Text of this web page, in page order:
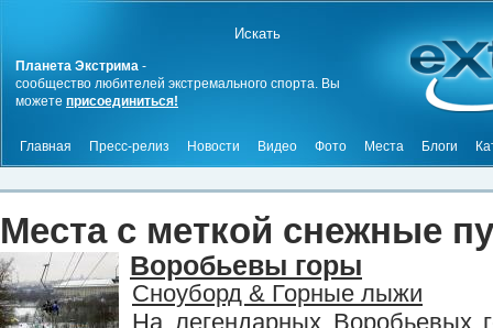
Планета Экстрима -
сообщество любителей экстремального спорта. Вы
можете присоединиться!
Главная Пресс-релиз Новости Видео Фото Места Блоги
Места с меткой снежные
Воробьевы горы
Сноуборд & Горные лыжи
На легендарных Воробьевых